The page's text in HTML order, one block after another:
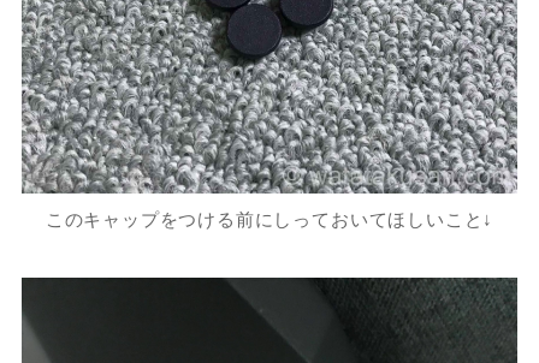
このキャップをつける前にしっておいてほしいこと↓